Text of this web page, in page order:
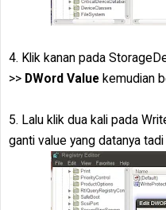
4. Klik kanan pada
>> DWord Value kemudian
5. Lalu klik dua kali pada
ganti value yang datanya